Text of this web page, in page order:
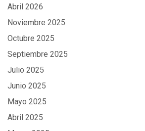
Abril 2026
Noviembre 2025
Octubre 2025
Septiembre 2025
Julio 2025
Junio 2025
Mayo 2025
Abril 2025